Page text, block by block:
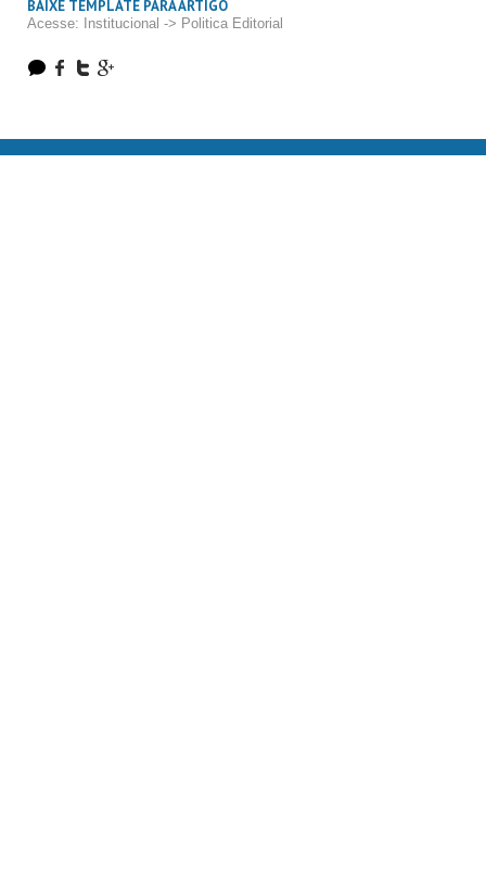
BAIXE TEMPLATE PARA ARTIGO
Acesse: Institucional -> Politica Editorial